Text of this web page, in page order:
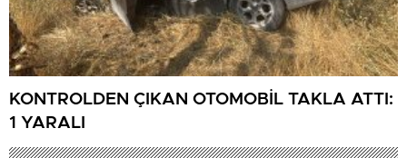
KONTROLDEN ÇIKAN OTOMOBİL TAKLA ATTI:
1 YARALI